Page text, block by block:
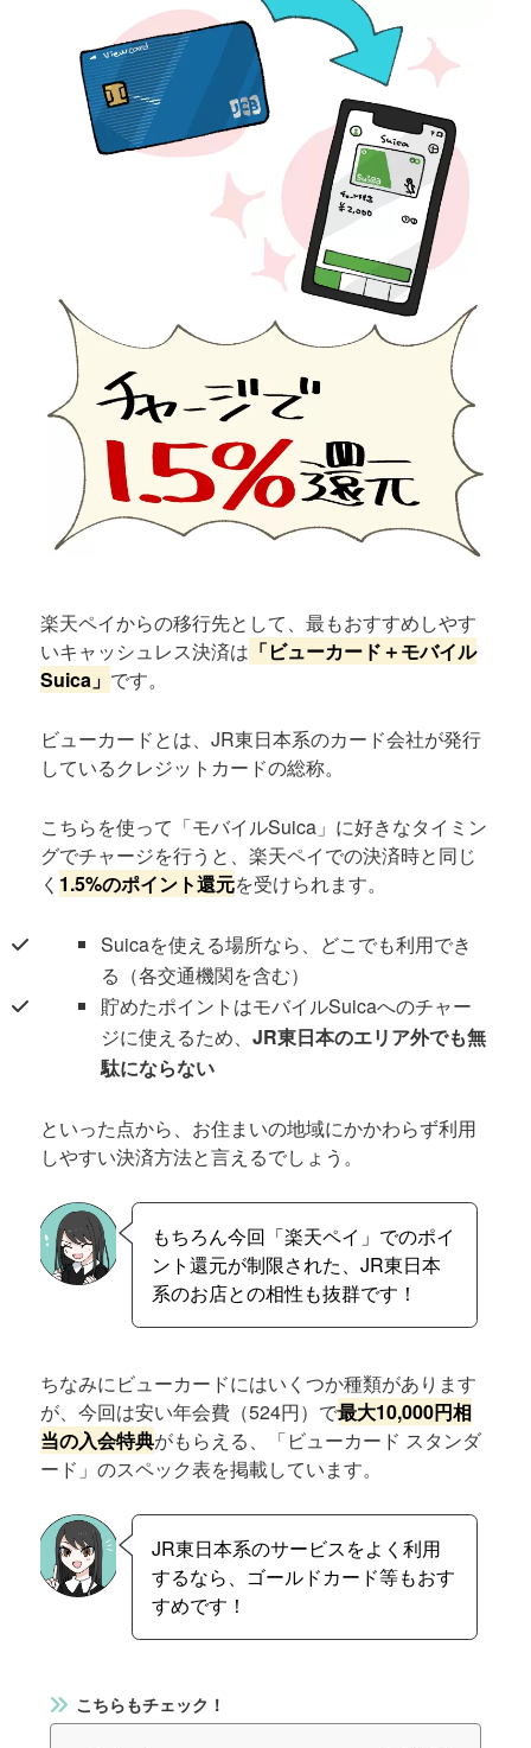
楽天ペイからの移行先として、最もおすすめしやす
いキャッシュレス決済は 「ビューカード＋モバイル
Suica」 です。
ビューカードとは、JR東日本系のカード会社が発行
しているクレジットカードの総称。
こちらを使って「モバイルSuica」に好きなタイミン
グでチャージを行うと、楽天ペイでの決済時と同じ
く 1.5%のポイント還元を受けられます。
Suicaを使える場所なら、どこでも利用でき
る（各交通機関を含む）
貯めたポイントはモバイルSuicaへのチャー
ジに使えるため、JR東日本のエリア外でも無
駄にならない
といった点から、お住まいの地域にかかわらず利用
しやすい決済方法と言えるでしょう。
もちろん今回「楽天ペイ」でのポイ
ント還元が制限された、JR東日本
系のお店との相性も抜群です！
ちなみにビューカードにはいくつか種類があります
が、今回は安い年会費（524円）で最大10,000円相
当の入会特典がもらえる、「ビューカード スタンダ
ード」のスペック表を掲載しています。
JR東日本系のサービスをよく利用
するなら、ゴールドカード等もおす
すめです！
こちらもチェック！